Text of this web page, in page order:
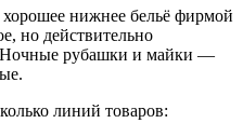
нижнее бельё фирмой
но действительно
Ночные рубашки и майки —
линий товаров: